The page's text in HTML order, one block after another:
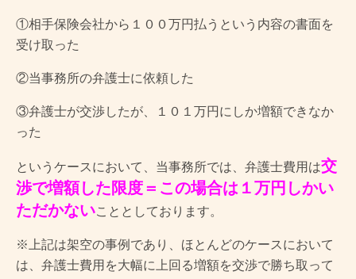
①相手保険会社から１００万円払うという内容の書面を
受け取った
②当事務所の弁護士に依頼した
③弁護士が交渉したが、１０１万円にしか増額できなか
った
というケースにおいて、当事務所では、弁護士費用は交
渉で増額した限度＝この場合は１万円しかい
ただかないこととしております。
※上記は架空の事例であり、ほとんどのケースにおいて
は、弁護士費用を大幅に上回る増額を交渉で勝ち取って